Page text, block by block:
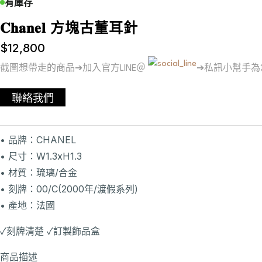
𝐂𝐡𝐚𝐧𝐞𝐥 方塊古董耳針
$12,800
截圖想帶走的商品➔加入官方LINE＠ ➔私訊小幫手為
聯絡我們
• 品牌：CHANEL
• 尺寸：W1.3xH1.3
• 材質：琉璃/合金
• 刻牌：00/C(2000年/渡假系列)
• 產地：法國
✓刻牌清楚 ✓訂製飾品盒
商品描述